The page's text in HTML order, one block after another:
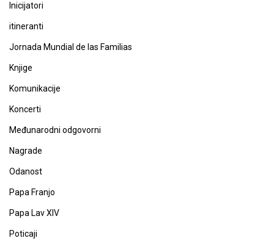
Inicijatori
itineranti
Jornada Mundial de las Familias
Knjige
Komunikacije
Koncerti
Međunarodni odgovorni
Nagrade
Odanost
Papa Franjo
Papa Lav XIV
Poticaji